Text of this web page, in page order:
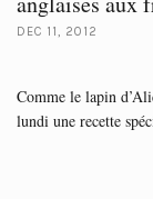
DEC 11, 2012
Comme le lapin
lundi une recette